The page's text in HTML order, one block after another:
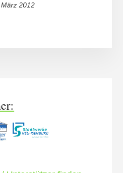
März 2012